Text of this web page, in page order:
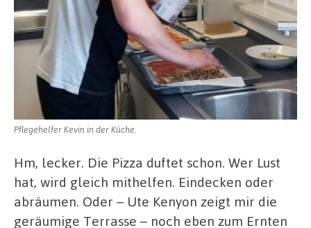
Pflegehelfer Kevin in der Küche.
Hm, lecker. Die Pizza duftet schon. Wer Lust
hat, wird gleich mithelfen. Eindecken oder
abräumen. Oder – Ute Kenyon zeigt mir die
geräumige Terrasse – noch eben zum Ernten